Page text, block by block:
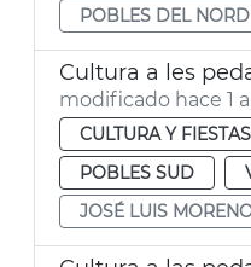
POBLES DEL NORD
Cultura a les
modificado hace 1
CULTURA Y
POBLES SUD
JOSÉ LUIS